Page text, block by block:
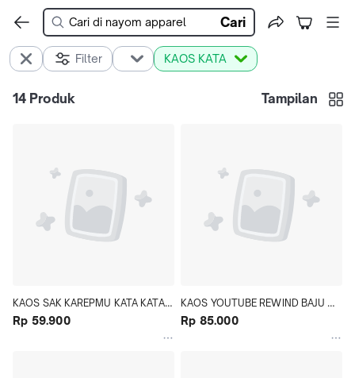
Cari
Filter KAOS KATA
14 Produk Tampilan
KAOS SAK KAREPMU KATA KATA
KAOS JAWA TERBARU SAK
Rp 59.900
KAOS YOUTUBE REWIND BAJU
YOUTUBER INDONESIA
Rp 85.000